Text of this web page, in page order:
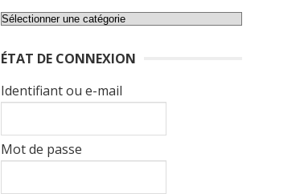
Catégorie
articles
ÉTAT DE CONNEXION
Identifiant ou e-mail
Mot de passe